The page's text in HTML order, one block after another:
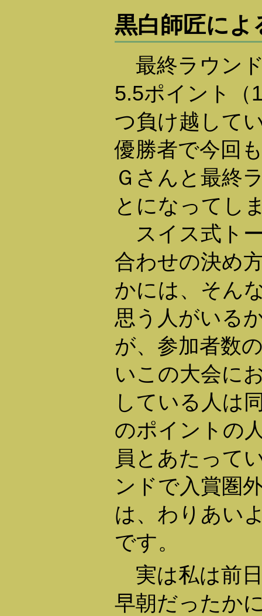
黒白師匠によ
最終ラウン
5.5ポイント（
つ負け越して
優勝者で今回
Ｇさんと最終
とになってし
スイス式ト
合わせの決め
かには、そん
思う人がいる
が、参加者数
いこの大会に
している人は
のポイントの
員とあたって
ンドで入賞圏
は、わりあい
です。
実は私は前
早朝だったか